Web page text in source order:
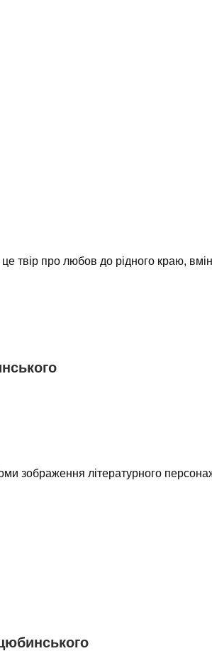
твір про любов до рідного краю,
зображення літературного